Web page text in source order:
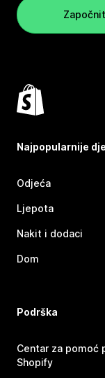
Najpopularnije
Odjeća
Ljepota
Nakit i dodaci
Dom
Podrška
Centar za pomoć
Shopify